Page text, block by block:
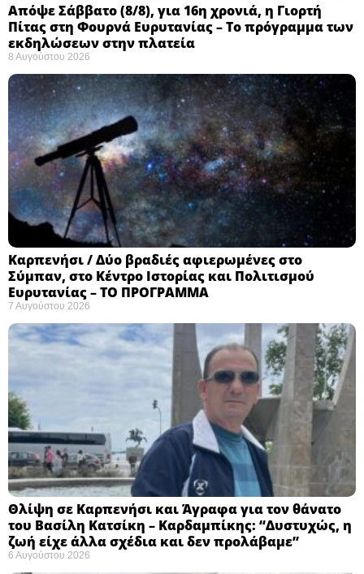
Απόψε Σάββατο (8/8), για 16η χρονιά, η Γιορτή
Πίτας στη Φουρνά Ευρυτανίας – Το πρόγραμμα των
εκδηλώσεων στην πλατεία
8 Αυγούστου 2026
Καρπενήσι / Δύο βραδιές αφιερωμένες στο
Σύμπαν, στο Κέντρο Ιστορίας και Πολιτισμού
Ευρυτανίας – ΤΟ ΠΡΟΓΡΑΜΜΑ
7 Αυγούστου 2026
Θλίψη σε Καρπενήσι και Άγραφα για τον θάνατο
του Βασίλη Κατσίκη – Καρδαμπίκης: “Δυστυχώς, η
ζωή είχε άλλα σχέδια και δεν προλάβαμε”
6 Αυγούστου 2026